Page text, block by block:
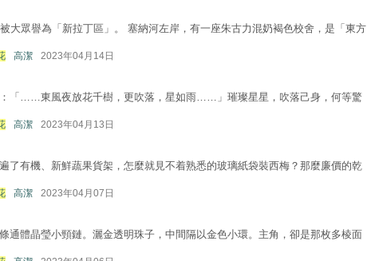
大眾譽為「新拉丁區」。 塞納河左岸，有一座朱古力混奶褐色校舍，是「東方
高潔 2023年04月14日
「……東風夜放花千樹，更吹落，星如雨……」璀璨星星，吹落己身，何等驚
高潔 2023年04月13日
了有機、新鮮蔬果貨架，怎麼就見不着熟悉的玻璃紙袋裝西梅？那麼廉價的乾
高潔 2023年04月07日
通體晶瑩小頸鏈。灑金透明珠子，中間隔以金色小環。主角，卻是那枚多棱面